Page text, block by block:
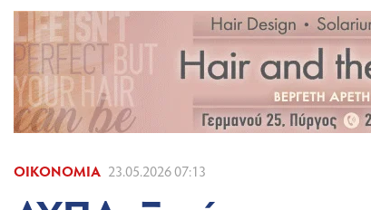
ΟΙΚΟΝΟΜΊΑ 23.05.2026 07:13